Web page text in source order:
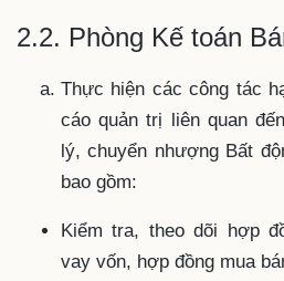
2.2. Phòng Kế toán
Thực hiện các công tác
cáo quản trị liên quan
lý, chuyển nhượng Bất
bao gồm:
Kiểm tra, theo dõi hợp
vay vốn, hợp đồng mua